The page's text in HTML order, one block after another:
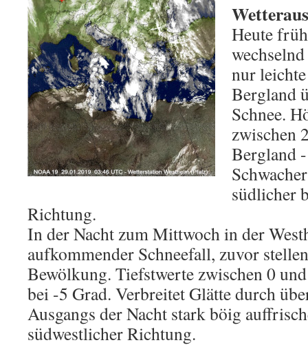
Heute
nur
Bergland
Schnee.
zwischen
Bergland
südlicher
Richtung.
In der Nacht zum Mittwoch in der
aufkommender Schneefall, zuvor
Bewölkung. Tiefstwerte zwischen 0
bei -5 Grad. Verbreitet Glätte durch
Ausgangs der Nacht stark böig
südwestlicher Richtung.